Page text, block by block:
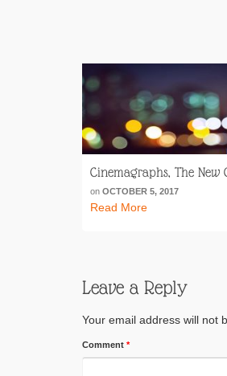
Cinemagraphs, The New
on OCTOBER 5, 2017
Read More
Leave a Reply
Your email address will not
Comment *